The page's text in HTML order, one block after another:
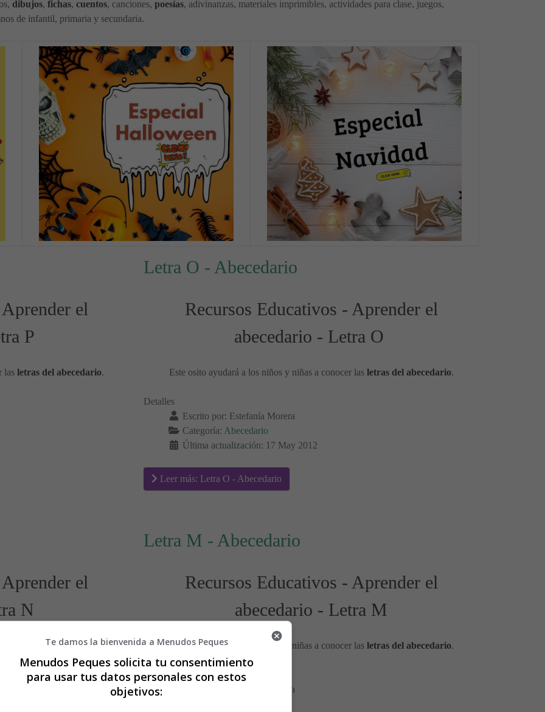
dibujos, fichas, cuentos, canciones, poesías, adivinanzas, materiales imprimibles, actividades para clase, juegos,
de infantil, primaria y secundaria.
el
P
las letras del abecedario.
Letra O - Abecedario
Recursos Educativos - Aprender el
abecedario - Letra O
Este osito ayudará a los niños y niñas a conocer las letras del abecedario.
Detalles
Escrito por: Estefanía Morera
Categoría: Abecedario
Última actualización: 17 May 2012
Leer más: Letra O - Abecedario
el
N
letras del abecedario.
Letra M - Abecedario
Recursos Educativos - Aprender el
abecedario - Letra M
Este osito ayudará a los niños y niñas a conocer las letras del abecedario.
Detalles
Estefanía Morera
Te damos la bienvenida a Menudos Peques
Menudos Peques solicita tu consentimiento
para usar tus datos personales con estos
objetivos: